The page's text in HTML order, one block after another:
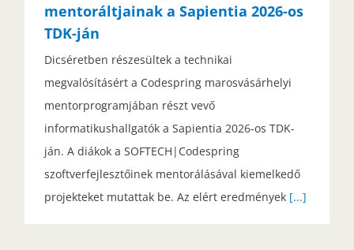
mentoráltjainak a Sapientia 2026-os
TDK-ján
Dicséretben részesültek a technikai
megvalósításért a Codespring marosvásárhelyi
mentorprogramjában részt vevő
informatikushallgatók a Sapientia 2026-os TDK-
ján. A diákok a SOFTECH|Codespring
szoftverfejlesztőinek mentorálásával kiemelkedő
projekteket mutattak be. Az elért eredmények [...]